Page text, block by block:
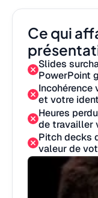
Ce qui
Slides
PowerPoint
Incohérence
et votre
Heures
de travailler
Pitch decks
valeur de